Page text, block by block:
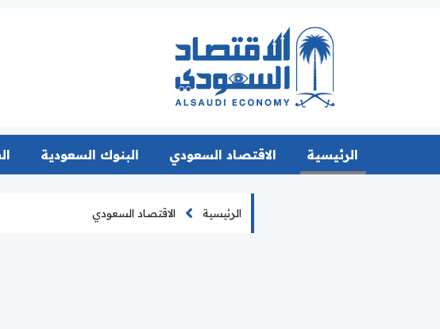
الرئيسية الاقتصاد السعودي البنوك السعودية
الرئيسية الاقتصاد السعودي